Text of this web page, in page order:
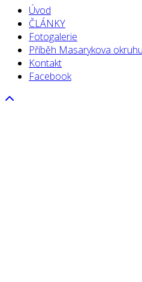
Úvod
ČLÁNKY
Fotogalerie
Příběh Masarykova okruhu
Kontakt
Facebook